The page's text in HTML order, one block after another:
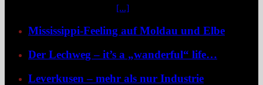
[...]
Mississippi-Feeling auf Moldau und Elbe
Der Lechweg – it’s a „wanderful“ life…
Leverkusen – mehr als nur Industrie